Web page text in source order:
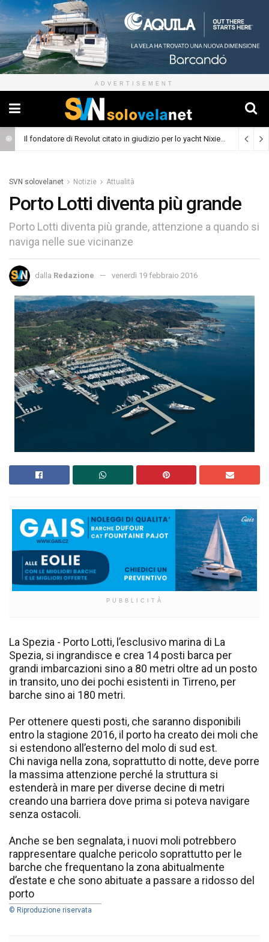
ADVERTISEMENT
Il fondatore di Revolut citato in giudizio per lo yacht Nixie (Cronaca)
SVN solovelanet Notizie Attualità
Porto Lotti diventa più grande
Porto Lotti diventa più grande, attenzione a quando si
naviga nelle sue vicinanze
dalla Redazione venerdì 19 febbraio 2016
PUBBLICITÀ
La Spezia - Porto Lotti, l’esclusivo marina di La
Spezia, si ingrandisce e crea 14 posti barca per
grandi imbarcazioni sino a 80 metri oltre ad un posto
in transito, uno dei pochi esistenti in Tirreno, per
barche sino ai 180 metri.
Per ottenere questi posti, che saranno disponibili
entro la stagione 2016, il porto ha creato dei moli che
si estendono all’esterno del molo di sud est.
Chi naviga nella zona, soprattutto di notte, deve porre
la massima attenzione perché la struttura si
estenderà in mare per diverse decine di metri
creando una barriera dove prima si poteva navigare
senza ostacoli.
Anche se ben segnalata, i nuovi moli potrebbero
rappresentare qualche pericolo soprattutto per le
barche che frequentano la zona abitualmente
d’estate e che sono abituate a passare a ridosso del
porto
© Riproduzione riservata